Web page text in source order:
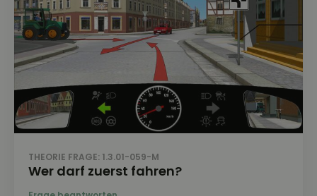
THEORIE FRAGE: 1.3.01-059-M
Wer darf zuerst fahren?